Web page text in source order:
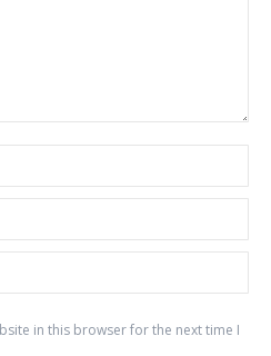
in this browser for the next time I